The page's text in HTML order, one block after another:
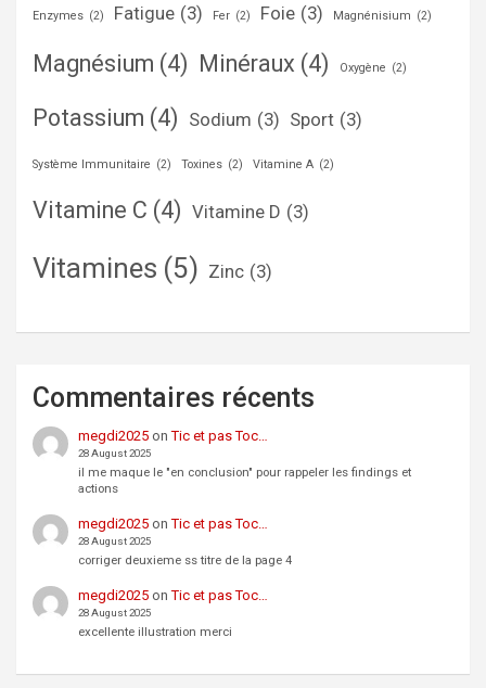
Enzymes (2) Fatigue (3) Fer (2) Foie (3) Magnénisium (2)
Magnésium (4) Minéraux (4) Oxygène (2)
Potassium (4) Sodium (3) Sport (3)
Système Immunitaire (2) Toxines (2) Vitamine A (2)
Vitamine C (4) Vitamine D (3)
Vitamines (5) Zinc (3)
Commentaires récents
megdi2025 onTic et pas Toc…
28 August 2025
il me maque le "en conclusion" pour rappeler les findings et
actions
megdi2025 onTic et pas Toc…
28 August 2025
corriger deuxieme ss titre de la page 4
megdi2025 onTic et pas Toc…
28 August 2025
excellente illustration merci